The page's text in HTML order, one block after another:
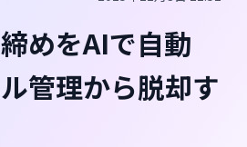
めをAIで自動
管理から脱却す